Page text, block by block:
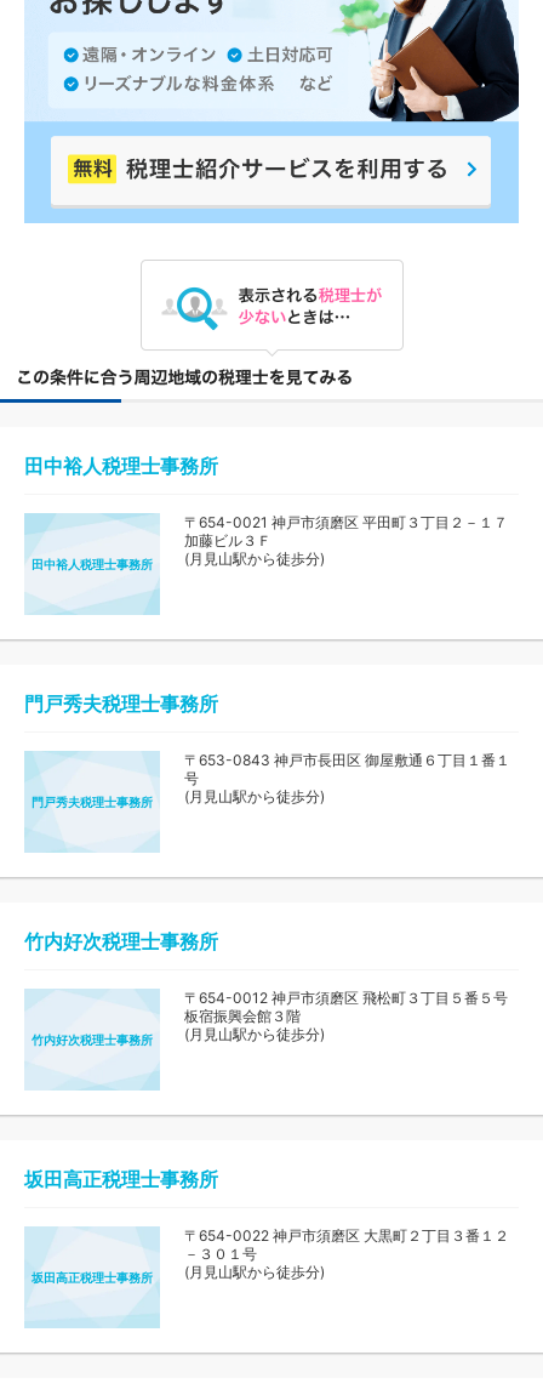
田中裕人税理士事務所
田中裕人税理士事務所
〒654-0021 神戸市須磨区 平田町３丁目２－１７
加藤ビル３Ｆ
(月見山駅から徒歩分)
門戸秀夫税理士事務所
門戸秀夫税理士事務所
〒653-0843 神戸市長田区 御屋敷通６丁目１番１
号
(月見山駅から徒歩分)
竹内好次税理士事務所
竹内好次税理士事務所
〒654-0012 神戸市須磨区 飛松町３丁目５番５号
板宿振興会館３階
(月見山駅から徒歩分)
坂田高正税理士事務所
坂田高正税理士事務所
〒654-0022 神戸市須磨区 大黒町２丁目３番１２
－３０１号
(月見山駅から徒歩分)